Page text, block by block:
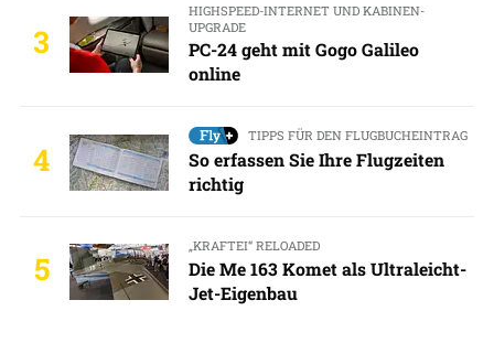
3
HIGHSPEED-INTERNET UND KABINEN-
UPGRADE
PC-24 geht mit Gogo Galileo
online
4
TIPPS FÜR DEN FLUGBUCHEINTRAG
So erfassen Sie Ihre Flugzeiten
richtig
5
„KRAFTEI“ RELOADED
Die Me 163 Komet als Ultraleicht-
Jet-Eigenbau